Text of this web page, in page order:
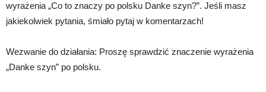
wyrażenia „Co to znaczy po polsku Danke szyn?”. Jeśli masz
jakiekolwiek pytania, śmiało pytaj w komentarzach!
Wezwanie do działania: Proszę sprawdzić znaczenie wyrażenia
„Danke szyn” po polsku.